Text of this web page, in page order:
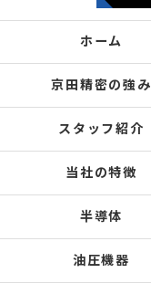
ホーム
京田精密の強み
スタッフ紹介
当社の特徴
半導体
油圧機器